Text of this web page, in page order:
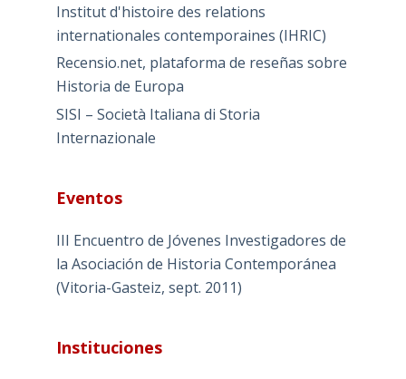
Institut d'histoire des relations
internationales contemporaines (IHRIC)
Recensio.net, plataforma de reseñas sobre
Historia de Europa
SISI – Società Italiana di Storia
Internazionale
Eventos
III Encuentro de Jóvenes Investigadores de
la Asociación de Historia Contemporánea
(Vitoria-Gasteiz, sept. 2011)
Instituciones